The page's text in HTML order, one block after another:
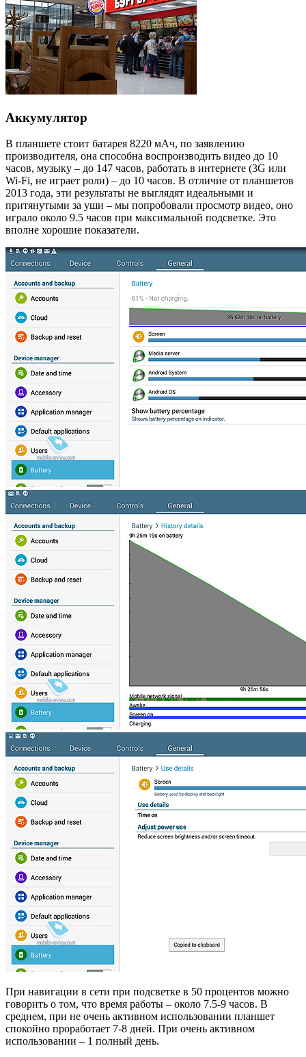
Аккумулятор
В планшете стоит батарея 8220 мАч, по заявлению
производителя, она способна воспроизводить видео до 10
часов, музыку – до 147 часов, работать в интернете (3G или
Wi-Fi, не играет роли) – до 10 часов. В отличие от планшетов
2013 года, эти результаты не выглядят идеальными и
притянутыми за уши – мы попробовали просмотр видео, оно
играло около 9.5 часов при максимальной подсветке. Это
вполне хорошие показатели.
При навигации в сети при подсветке в 50 процентов можно
говорить о том, что время работы – около 7.5-9 часов. В
среднем, при не очень активном использовании планшет
спокойно проработает 7-8 дней. При очень активном
использовании – 1 полный день.